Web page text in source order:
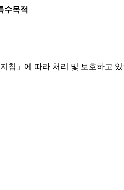
수목적
침」에 따라 처리 및 보호하고